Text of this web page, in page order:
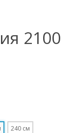
2100
240 см